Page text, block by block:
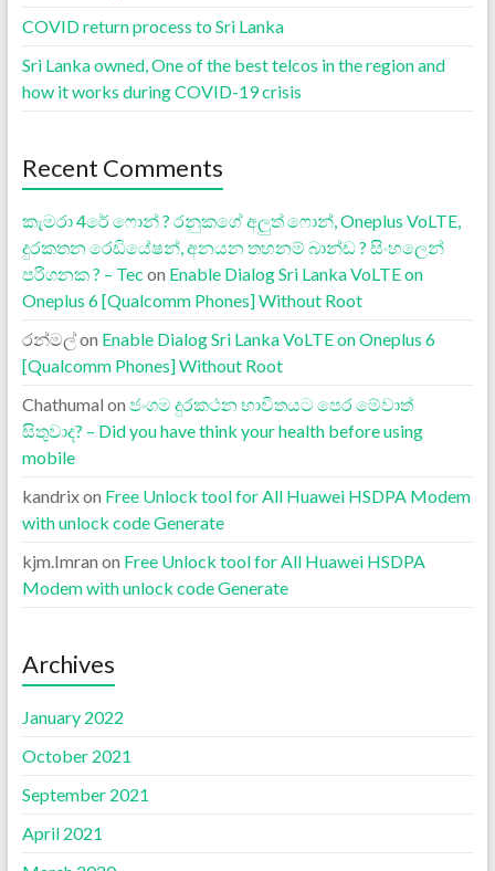
COVID return process to Sri Lanka
Sri Lanka owned, One of the best telcos in the region and
how it works during COVID-19 crisis
Recent Comments
කැමරා 4රේ ෆොන් ? රනුකගේ අලුත් ෆොන්, Oneplus VoLTE,
දුරකතන රෙඩියේෂන්, අනයන තහනම් බාන්ඩ ? සිංහලෙන්
පරිගනක ? – Tec on Enable Dialog Sri Lanka VoLTE on
Oneplus 6 [Qualcomm Phones] Without Root
රන්මල්on Enable Dialog Sri Lanka VoLTE on Oneplus 6
[Qualcomm Phones] Without Root
Chathumal on ජංගම දුරකථන භාවිතයට පෙර මේවාත්
සිතුවාද? – Did you have think your health before using
mobile
kandrixon Free Unlock tool for All Huawei HSDPA Modem
with unlock code Generate
kjm.Imran on Free Unlock tool for All Huawei HSDPA
Modem with unlock code Generate
Archives
January 2022
October 2021
September 2021
April 2021